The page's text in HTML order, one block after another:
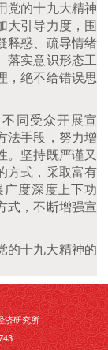
党的十九大精神
大引导力度，围
释惑、疏导情绪
落实意识形态工
，绝不给错误思
同受众开展宣
法手段，努力增
。坚持既严谨又
方式，采取富有
度深度上下功
式，不断增强宣
的十九大精神的
济研究所